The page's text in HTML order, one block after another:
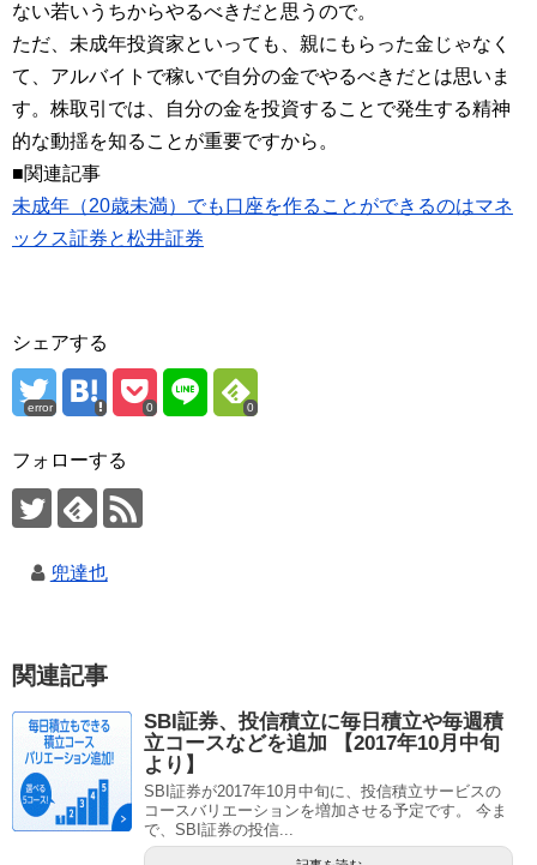
ない若いうちからやるべきだと思うので。
ただ、未成年投資家といっても、親にもらった金じゃなく
て、アルバイトで稼いで自分の金でやるべきだとは思いま
す。株取引では、自分の金を投資することで発生する精神
的な動揺を知ることが重要ですから。
■関連記事
未成年（20歳未満）でも口座を作ることができるのはマネ
ックス証券と松井証券
シェアする
error 0 0
フォローする
兜達也
関連記事
SBI証券、投信積立に毎日積立や毎週積
立コースなどを追加 【2017年10月中旬
より】
SBI証券が2017年10月中旬に、投信積立サービスの
コースバリエーションを増加させる予定です。 今ま
で、SBI証券の投信...